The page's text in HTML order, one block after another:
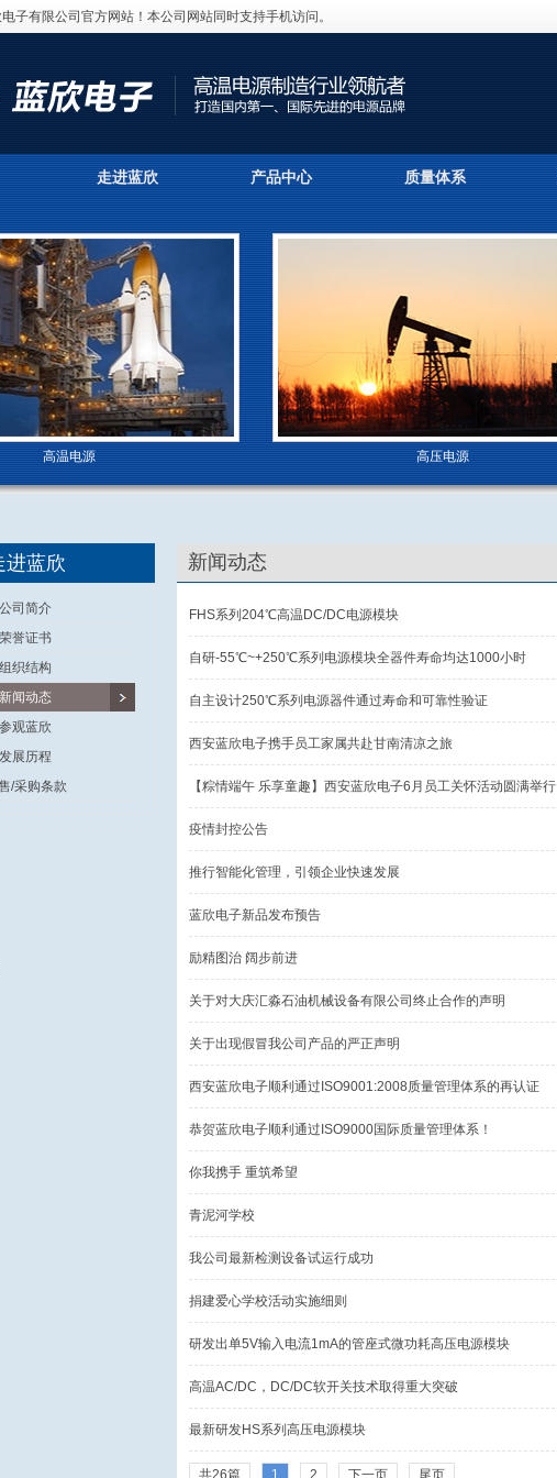
子有限公司官方网站！本公司网站同时支持手机访问。
走进蓝欣 产品中心 质量体系
高温电源 高压电源
进蓝欣
公司简介
荣誉证书
组织结构
新闻动态
参观蓝欣
发展历程
/采购条款
新闻动态
FHS系列204℃高温DC/DC电源模块
自研-55℃~+250℃系列电源模块全器件寿命均达1000小时
自主设计250℃系列电源器件通过寿命和可靠性验证
西安蓝欣电子携手员工家属共赴甘南清凉之旅
【粽情端午 乐享童趣】西安蓝欣电子6月员工关怀活动圆满举行
疫情封控公告
推行智能化管理，引领企业快速发展
蓝欣电子新品发布预告
励精图治 阔步前进
关于对大庆汇淼石油机械设备有限公司终止合作的声明
关于出现假冒我公司产品的严正声明
西安蓝欣电子顺利通过ISO9001:2008质量管理体系的再认证
恭贺蓝欣电子顺利通过ISO9000国际质量管理体系！
你我携手 重筑希望
青泥河学校
我公司最新检测设备试运行成功
捐建爱心学校活动实施细则
研发出单5V输入电流1mA的管座式微功耗高压电源模块
高温AC/DC，DC/DC软开关技术取得重大突破
最新研发HS系列高压电源模块
共26篇 1 2 下一页 尾页